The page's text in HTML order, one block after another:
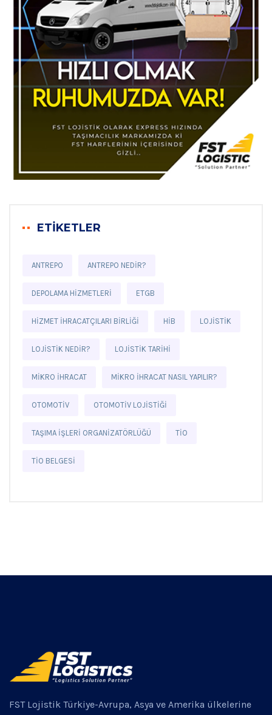
ETİKETLER
ANTREPO ANTREPO NEDIR?
DEPOLAMA HIZMETLERI ETGB
HIZMET İHRACATÇILARI BIRLIĞI HİB LOJISTIK
LOJISTIK NEDIR? LOJISTIK TARIHI
MIKRO İHRACAT MIKRO İHRACAT NASIL YAPILIR?
OTOMOTIV OTOMOTIV LOJISTIĞI
TAŞIMA İŞLERI ORGANIZATÖRLÜĞÜ TİO
TİO BELGESI
FST Lojistik Türkiye-Avrupa, Asya ve Amerika ülkelerine